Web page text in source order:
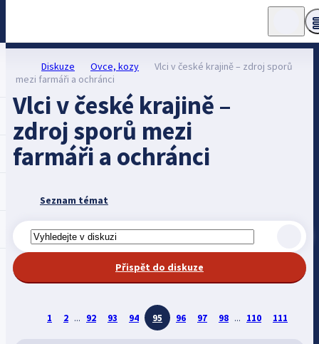
Diskuze Ovce, kozy
Vlci v české krajině – zdroj sporů
mezi farmáři a ochránci
Vlci v české krajině –
zdroj sporů mezi
farmáři a ochránci
Seznam témat
Přispět do diskuze
1 2 ... 92 93 94 95 96 97 98 ... 110 111